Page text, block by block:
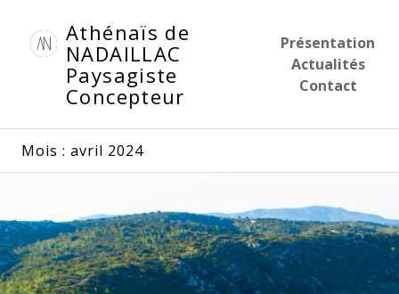
contenu
Athénaïs de
NADAILLAC
Paysagiste
Concepteur
Présentation
Actualités
Contact
Mois : avril 2024